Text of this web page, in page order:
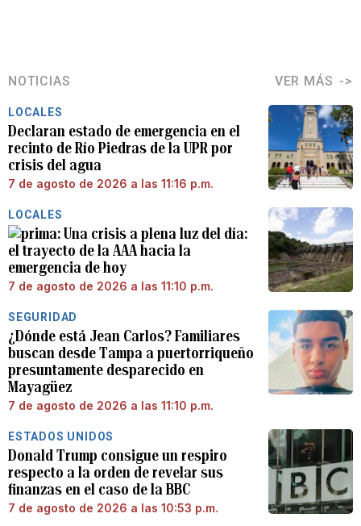
NOTICIAS VER MÁS
LOCALES
Declaran estado de emergencia en el
recinto de Río Piedras de la UPR por
crisis del agua
7 de agosto de 2026 a las 11:16 p.m.
LOCALES
Una crisis a plena luz del día:
el trayecto de la AAA hacia la
emergencia de hoy
7 de agosto de 2026 a las 11:10 p.m.
SEGURIDAD
¿Dónde está Jean Carlos? Familiares
buscan desde Tampa a puertorriqueño
presuntamente desparecido en
Mayagüez
7 de agosto de 2026 a las 11:10 p.m.
ESTADOS UNIDOS
Donald Trump consigue un respiro
respecto a la orden de revelar sus
finanzas en el caso de la BBC
7 de agosto de 2026 a las 10:53 p.m.